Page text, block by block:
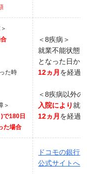
た時
＞
で180日
た場合
＜8疾病＞
就業不能状態
となった日か
12ヵ月 を経過
＜8疾病以外の
入院により就
12ヵ月 を経過
ドコモの銀行
公式サイトへ